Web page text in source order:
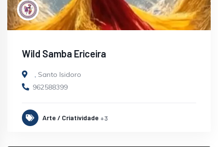
Wild Samba Ericeira
, Santo Isidoro
962588399
Arte / Criatividade +3